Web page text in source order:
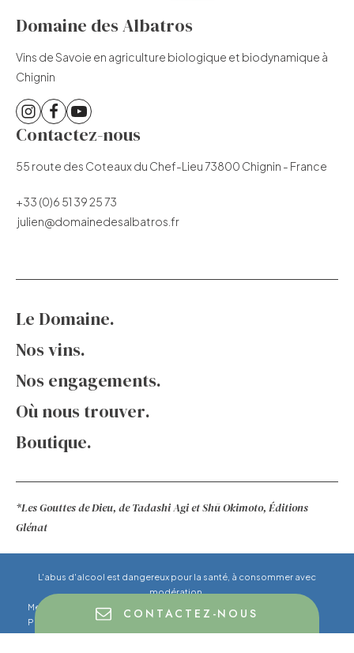
CONTACTEZ-NOUS
Domaine des Albatros
Vins de Savoie en agriculture biologique et biodynamique à
Chignin
Contactez-nous
55 route des Coteaux du Chef-Lieu 73800 Chignin - France
+33 (0)6 51 39 25 73
julien@domainedesalbatros.fr
Le Domaine
Nos vins
Nos engagements
Où nous trouver
Boutique
*Les Gouttes de Dieu, de Tadashi Agi et Shū Okimoto, Éditions
Glénat
L'abus d'alcool est dangereux pour la santé, à consommer avec
modération.
Mentions Légales
Politique de confidentialité
Politique des cookies
© 2024 DOMAINE DES ALBATROS - Fait parHAUT LA MAIN